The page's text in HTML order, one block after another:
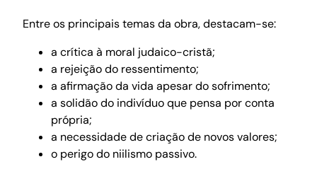
Entre os principais temas da obra, destacam-se:
a crítica à moral judaico-cristã;
a rejeição do ressentimento;
a afirmação da vida apesar do sofrimento;
a solidão do indivíduo que pensa por conta
própria;
a necessidade de criação de novos valores;
o perigo do niilismo passivo.